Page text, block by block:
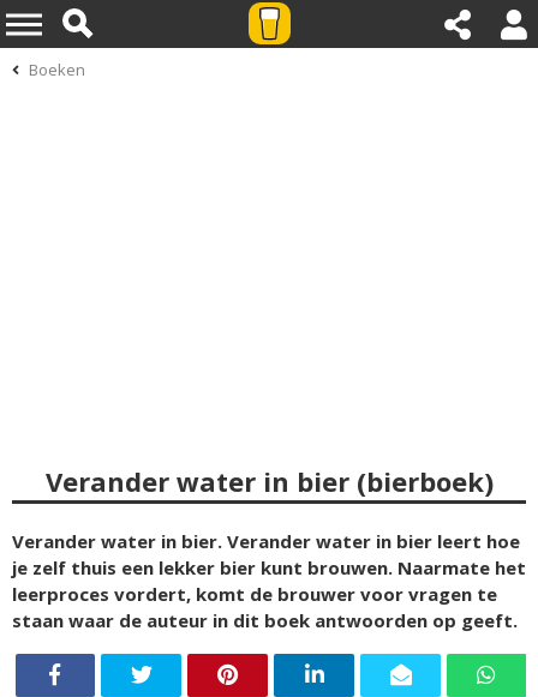
Boeken
Verander water in bier (bierboek)
Verander water in bier. Verander water in bier leert hoe
je zelf thuis een lekker bier kunt brouwen. Naarmate het
leerproces vordert, komt de brouwer voor vragen te
staan waar de auteur in dit boek antwoorden op geeft.